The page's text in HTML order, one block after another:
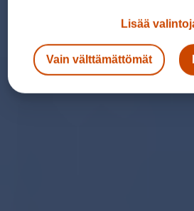
Lisää
Vain välttämättömät